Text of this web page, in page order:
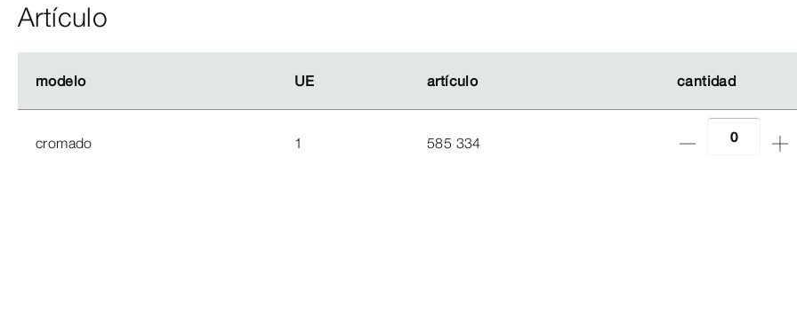
Artículo
modelo UE artículo cantidad
modelo UE artículo cantidad
cromado 1 585 334